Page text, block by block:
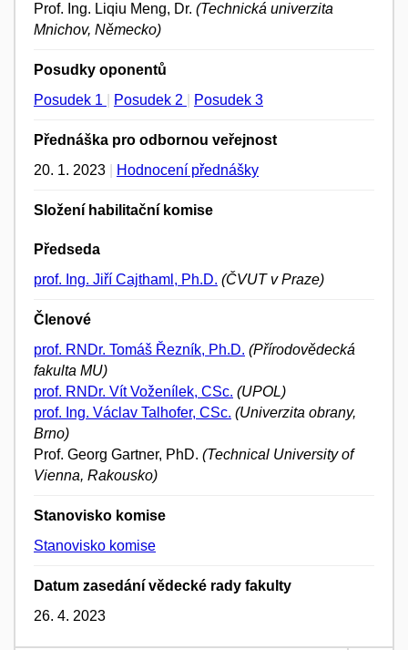
Prof. Ing. Liqiu Meng, Dr. (Technická univerzita
Mnichov, Německo)
Posudky oponentů
Posudek 1
Posudek 2 Posudek 3
Přednáška pro odbornou veřejnost
20. 1. 2023
Hodnocení přednášky
Složení habilitační komise
Předseda
prof. Ing. Jiří Cajthaml, Ph.D. (ČVUT v Praze)
Členové
prof. RNDr. Tomáš Řezník, Ph.D. (Přírodovědecká
fakulta MU)
prof. RNDr. Vít Voženílek, CSc. (UPOL)
prof. Ing. Václav Talhofer, CSc. (Univerzita obrany,
Brno)
Prof. Georg Gartner, PhD. (Technical University of
Vienna, Rakousko)
Stanovisko komise
Stanovisko komise
Datum zasedání vědecké rady fakulty
26. 4. 2023